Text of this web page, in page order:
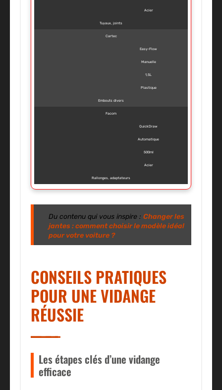
Acier
Tuyaux, joints
Cartec
Easy-Flow
Manuelle
1,5L
Plastique
Embouts divers
Facom
QuickDraw
Automatique
500ml
Acier
Rallonges, adaptateurs
Du contenu qui vous inspire : Changer les
jantes : comment choisir le modèle idéal
pour votre voiture ?
CONSEILS PRATIQUES
POUR UNE VIDANGE
RÉUSSIE
Les étapes clés d’une vidange
efficace